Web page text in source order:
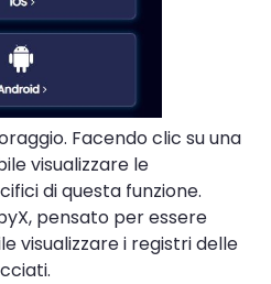
Facendo clic su una
visualizzare le
di questa funzione.
pensato per essere
visualizzare i registri delle